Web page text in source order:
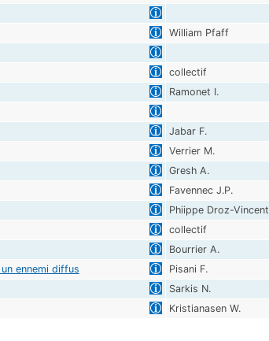
William Pfaff
collectif
Ramonet I.
Jabar F.
Verrier M.
Gresh A.
Favennec J.P.
Phiippe Droz-Vincent
collectif
Bourrier A.
ennemi diffus
Pisani F.
Sarkis N.
Kristianasen W.